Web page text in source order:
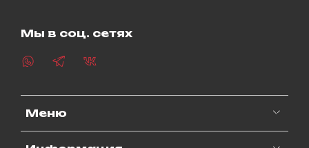
Меню
Мы в соц. сетях